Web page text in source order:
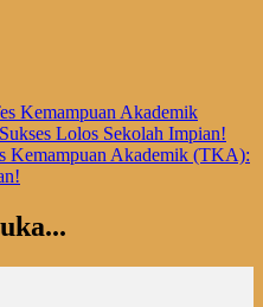
Kemampuan Akademik
Lolos Sekolah Impian!
Kemampuan Akademik (TKA):